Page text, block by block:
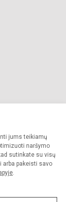
jums teikiamų
naršymo
sutinkate su visų
arba pakeisti savo
.
sutikimo griežtai